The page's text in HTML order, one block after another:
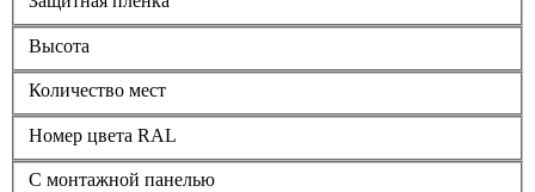
Высота
Количество мест
Номер цвета RAL
С монтажной панелью